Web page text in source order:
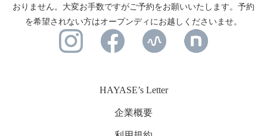
おりません。大変お手数ですがご予約をお願いいたします。予約
を希望されない方はオープンディにお越しくださいませ。
HAYASE’s Letter
企業概要